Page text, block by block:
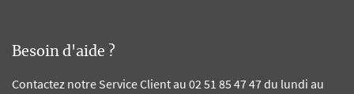
Besoin d'aide ?
Contactez notre Service Client au 02 51 85 47 47 du lundi au